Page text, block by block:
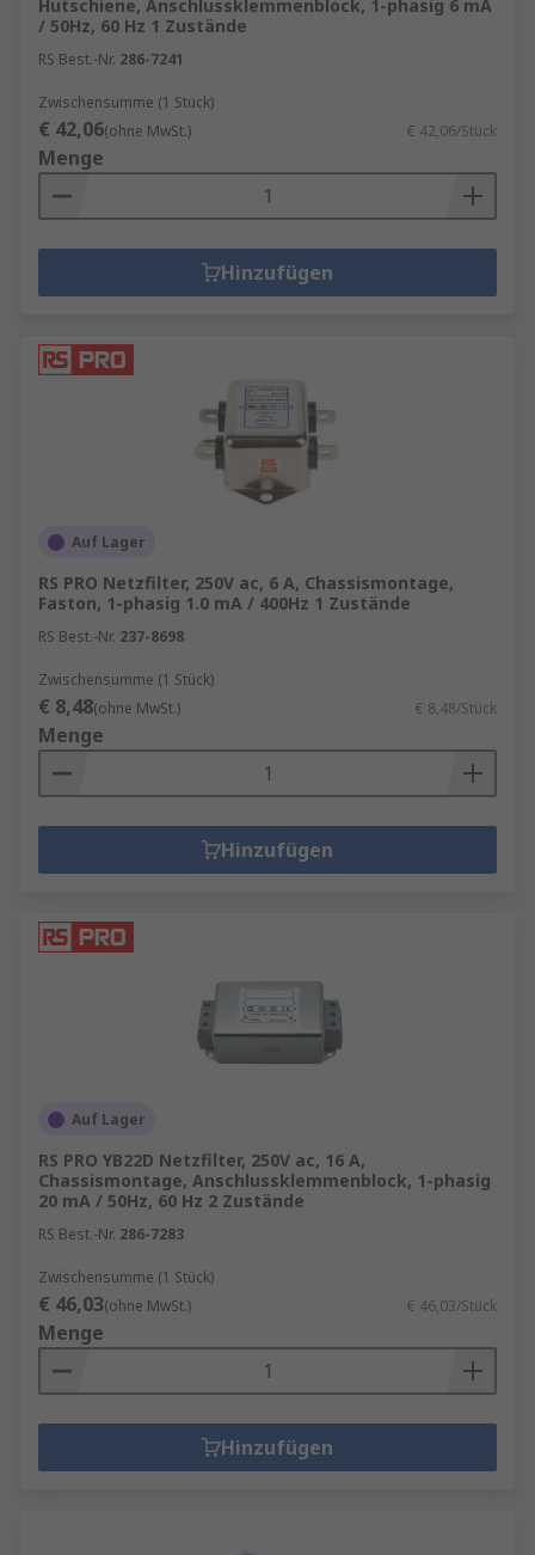
Elektronikkomponenten verlängert, da
Störungen und Überspannungen, die zur
Materialermüdung führen könnten,
vermieden werden.
Hutschiene, Anschlussklemmenblock, 1-phasig 6 mA
/ 50Hz, 60 Hz 1 Zustände
RS Best.-Nr. 286-7241
Zwischensumme (1 Stück)
€ 42,06(ohne MwSt.) € 42,06/Stück
Menge
Hinzufügen
Auf Lager
RS PRO Netzfilter, 250V ac, 6 A, Chassismontage,
Faston, 1-phasig 1.0 mA / 400Hz 1 Zustände
RS Best.-Nr. 237-8698
Zwischensumme (1 Stück)
€ 8,48(ohne MwSt.) € 8,48/Stück
Menge
Hinzufügen
Auf Lager
RS PRO YB22D Netzfilter, 250V ac, 16 A,
Chassismontage, Anschlussklemmenblock, 1-phasig
20 mA / 50Hz, 60 Hz 2 Zustände
RS Best.-Nr. 286-7283
Zwischensumme (1 Stück)
€ 46,03(ohne MwSt.) € 46,03/Stück
Menge
Hinzufügen